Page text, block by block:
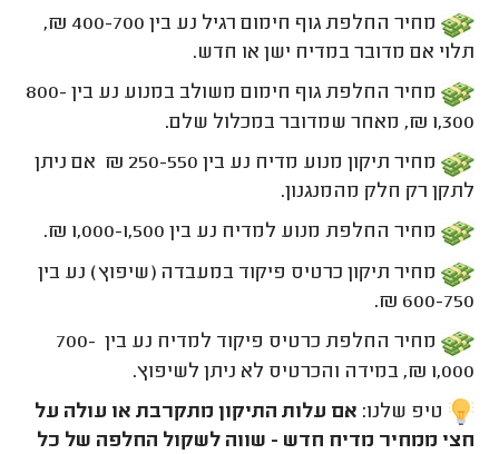
מחיר החלפת גוף חימום רגיל נע בין 400-700 ₪,
תלוי אם מדובר במדיח ישן או חדש.
מחיר החלפת גוף חימום משולב במנוע נע בין 800-
1,300 ₪, מאחר שמדובר במכלול שלם.
מחיר תיקון מנוע מדיח נע בין 250-550 ₪ אם ניתן
לתקן רק חלק מהמנגנון.
מחיר החלפת מנוע למדיח נע בין 1,000-1,500 ₪.
מחיר תיקון כרטיס פיקוד במעבדה (שיפוץ) נע בין
600-750 ₪.
מחיר החלפת כרטיס פיקוד למדיח נע בין 700-
1,000 ₪, במידה והכרטיס לא ניתן לשיפוץ.
טיפ שלנו: אם עלות התיקון מתקרבת או עולה על
חצי ממחיר מדיח חדש - שווה לשקול החלפה של כל